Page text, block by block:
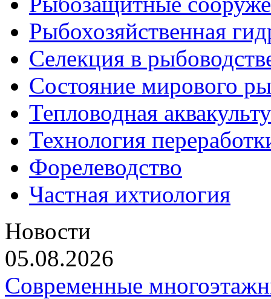
Рыбохозяйственная
Селекция в
Состояние мирового
Тепловодная
Технология
Форелеводство
Частная ихтиология
Новости
05.08.2026
Современные